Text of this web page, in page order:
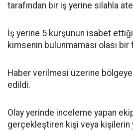
tarafından bir iş yerine silahla
İş yerine 5 kurşunun isabet ettiği
kimsenin bulunmaması olası bir
Haber verilmesi üzerine
edildi.
Olay yerinde inceleme yapan
gerçekleştiren kişi veya kişilerin